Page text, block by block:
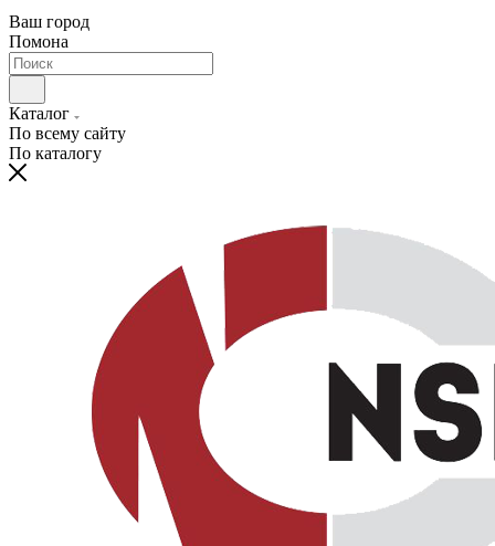
Ваш город
Помона
Каталог
По всему сайту
По каталогу